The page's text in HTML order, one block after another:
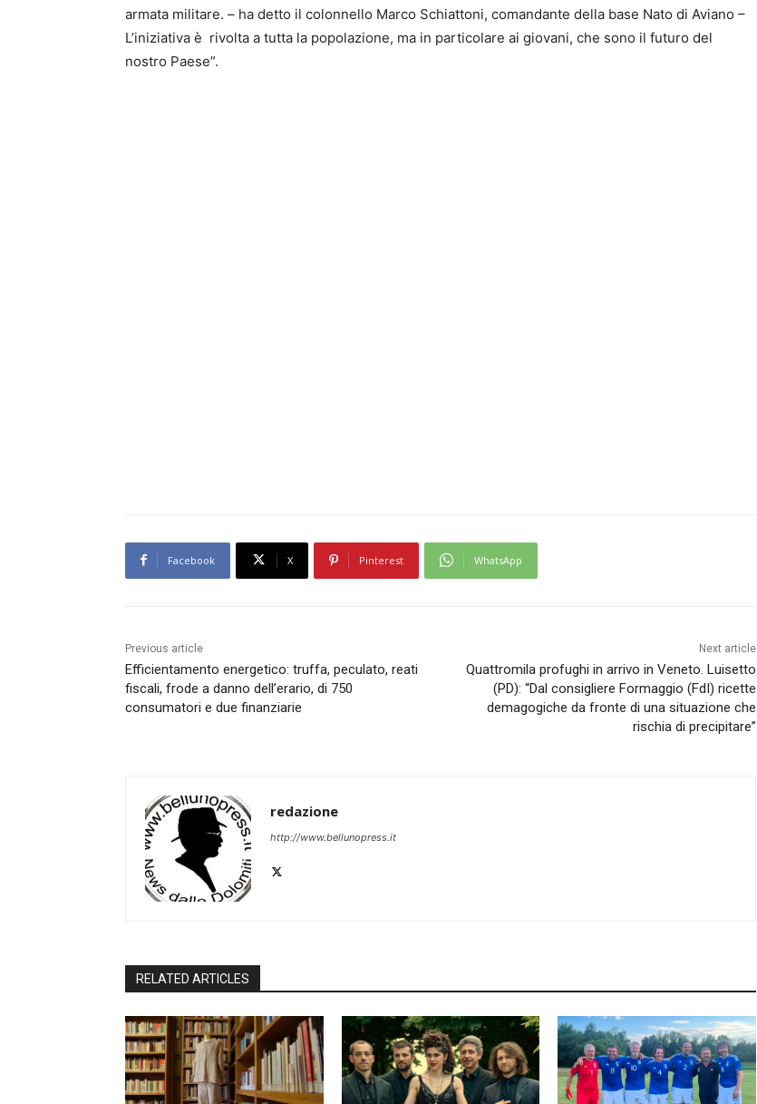
armata militare. – ha detto il colonnello Marco Schiattoni, comandante della base Nato di Aviano –
L’iniziativa è rivolta a tutta la popolazione, ma in particolare ai giovani, che sono il futuro del
nostro Paese”.
Facebook X Pinterest WhatsApp
Previous article
Efficientamento energetico: truffa, peculato, reati
fiscali, frode a danno dell’erario, di 750
consumatori e due finanziarie
Next article
Quattromila profughi in arrivo in Veneto. Luisetto
(PD): “Dal consigliere Formaggio (FdI) ricette
demagogiche da fronte di una situazione che
rischia di precipitare”
redazione
http://www.bellunopress.it
RELATED ARTICLES